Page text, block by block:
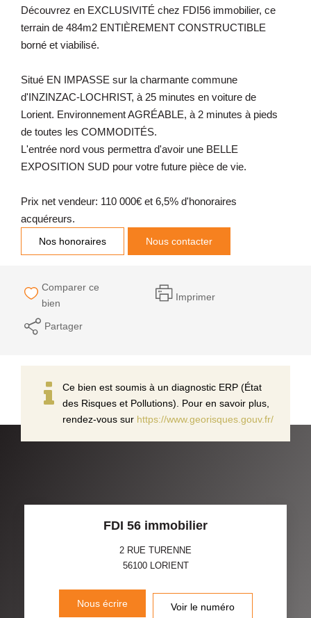
Découvrez en EXCLUSIVITÉ chez FDI56 immobilier, ce
terrain de 484m2 ENTIÈREMENT CONSTRUCTIBLE
borné et viabilisé.
Situé EN IMPASSE sur la charmante commune
d'INZINZAC-LOCHRIST, à 25 minutes en voiture de
Lorient. Environnement AGRÉABLE, à 2 minutes à pieds
de toutes les COMMODITÉS.
L'entrée nord vous permettra d'avoir une BELLE
EXPOSITION SUD pour votre future pièce de vie.
Prix net vendeur: 110 000€ et 6,5% d'honoraires
acquéreurs.
Nos honoraires Nous contacter
Comparer ce
bien
Imprimer
Partager
Ce bien est soumis à un diagnostic ERP (État
des Risques et Pollutions). Pour en savoir plus,
rendez-vous sur https://www.georisques.gouv.fr/
FDI 56 immobilier
2 RUE TURENNE
56100 LORIENT
Nous écrire Voir le numéro